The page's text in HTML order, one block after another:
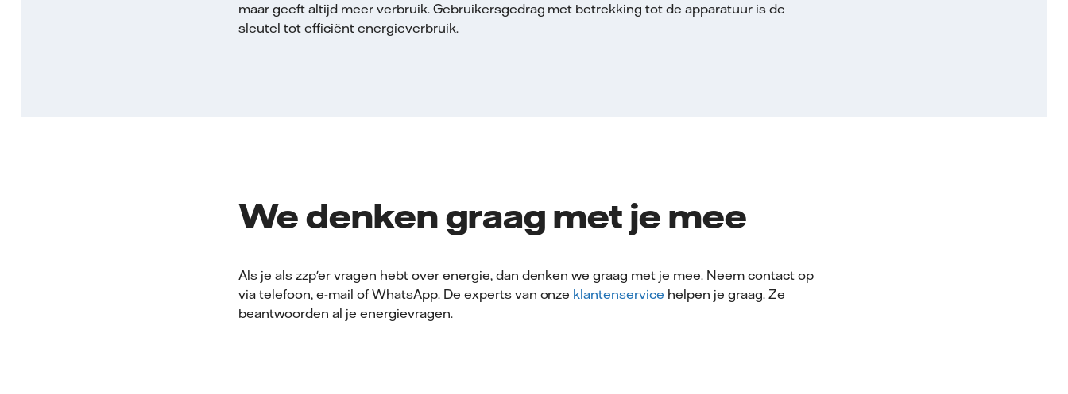
maar geeft altijd meer verbruik. Gebruikersgedrag met betrekking tot de apparatuur is de
sleutel tot efficiënt energieverbruik.
We denken graag met je mee
Als je als zzp'er vragen hebt over energie, dan denken we graag met je mee. Neem contact op
via telefoon, e-mail of WhatsApp. De experts van onze klantenservice helpen je graag. Ze
beantwoorden al je energievragen.